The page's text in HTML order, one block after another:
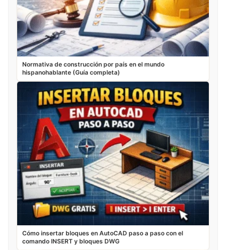
Normativa de construcción por país en el mundo
hispanohablante (Guía completa)
Cómo insertar bloques en AutoCAD paso a paso con el
comando INSERT y bloques DWG